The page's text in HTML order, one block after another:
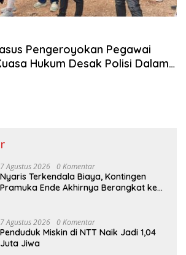
Pengeroyokan Pegawai
Hukum Desak Polisi Dalami
7 Agustus 2026 0 Komentar
Nyaris Terkendala Biaya, Kontingen
Pramuka Ende Akhirnya Berangkat ke
7 Agustus 2026 0 Komentar
Penduduk Miskin di NTT Naik Jadi 1,04
Juta Jiwa